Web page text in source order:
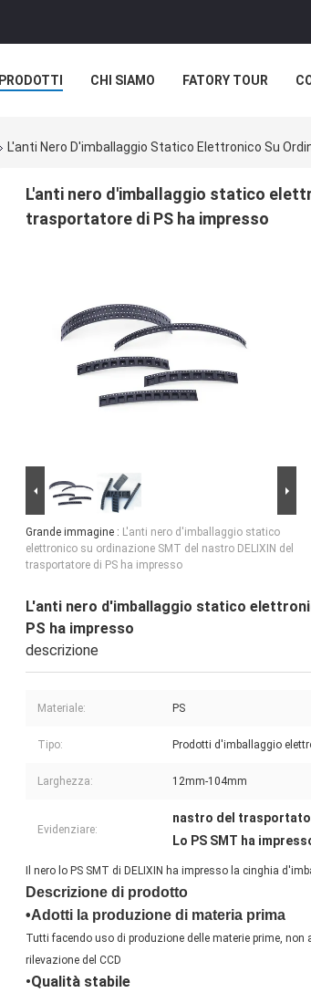
PRODOTTI CHI SIAMO FATORY TOUR
L'anti Nero D'imballaggio Statico Elettronico Su
L'anti nero d'imballaggio statico
trasportatore di PS ha impresso
Grande immagine : L'anti nero d'imballaggio statico
elettronico su ordinazione SMT del nastro DELIXIN del
trasportatore di PS ha impresso
L'anti nero d'imballaggio statico
PS ha impresso
descrizione
Materiale: PS
Tipo: Prodotti d'imballaggio
Larghezza: 12mm-104mm
Evidenziare:
nastro del
Lo PS SMT ha
Il nero lo PS SMT di DELIXIN ha impresso la cinghia
Descrizione di prodotto
•Adotti la produzione di materia prima
Tutti facendo uso di produzione delle materie prime,
rilevazione del CCD
•Qualità stabile